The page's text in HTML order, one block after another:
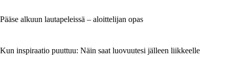
Pääse alkuun lautapeleissä – aloittelijan opas
Kun inspiraatio puuttuu: Näin saat luovuutesi jälleen liikkeelle